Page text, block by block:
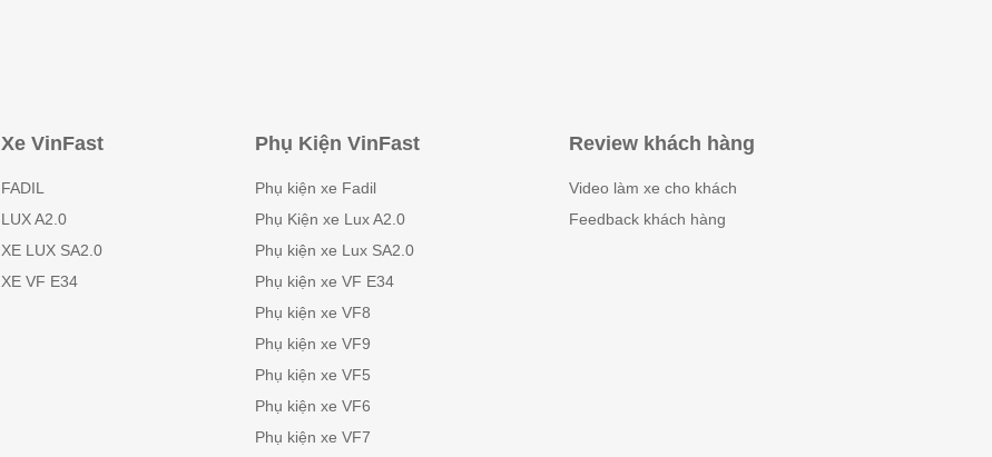
Xe VinFast
FADIL
LUX A2.0
XE LUX SA2.0
XE VF E34
Phụ Kiện VinFast
Phụ kiện xe Fadil
Phụ Kiện xe Lux A2.0
Phụ kiện xe Lux SA2.0
Phụ kiện xe VF E34
Phụ kiện xe VF8
Phụ kiện xe VF9
Phụ kiện xe VF5
Phụ kiện xe VF6
Phụ kiện xe VF7
Review khách hàng
Video làm xe cho khách
Feedback khách hàng